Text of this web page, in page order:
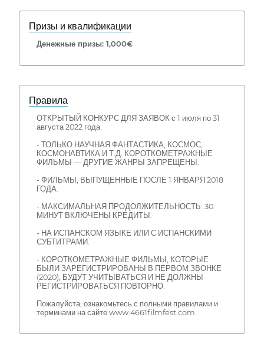
Призы и квалификации
Денежные призы: 1,000€
Правила
ОТКРЫТЫЙ КОНКУРС ДЛЯ ЗАЯВОК с 1 июля по 31
августа 2022 года.
- ТОЛЬКО НАУЧНАЯ ФАНТАСТИКА, КОСМОС,
КОСМОНАВТИКА И Т.Д. КОРОТКОМЕТРАЖНЫЕ
ФИЛЬМЫ — ДРУГИЕ ЖАНРЫ ЗАПРЕЩЕНЫ.
- ФИЛЬМЫ, ВЫПУЩЕННЫЕ ПОСЛЕ 1 ЯНВАРЯ 2018
ГОДА.
- МАКСИМАЛЬНАЯ ПРОДОЛЖИТЕЛЬНОСТЬ: 30
МИНУТ ВКЛЮЧЕНЫ КРЕДИТЫ.
- НА ИСПАНСКОМ ЯЗЫКЕ ИЛИ С ИСПАНСКИМИ
СУБТИТРАМИ.
- КОРОТКОМЕТРАЖНЫЕ ФИЛЬМЫ, КОТОРЫЕ
БЫЛИ ЗАРЕГИСТРИРОВАНЫ В ПЕРВОМ ЗВОНКЕ
(2020), БУДУТ УЧИТЫВАТЬСЯ И НЕ ДОЛЖНЫ
РЕГИСТРИРОВАТЬСЯ ПОВТОРНО.
Пожалуйста, ознакомьтесь с полными правилами и
терминами на сайте www.4661filmfest.com